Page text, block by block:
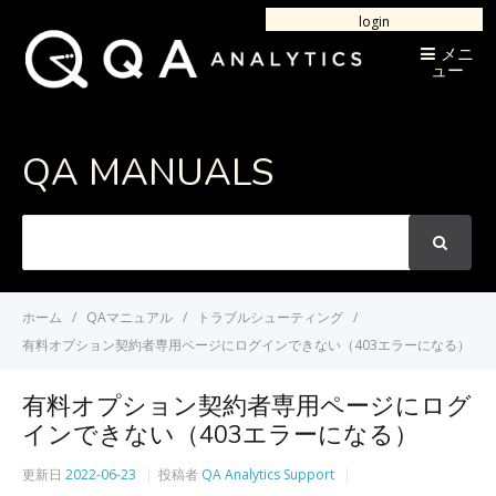
login
メニ
ュー
QA MANUALS
葉
を
索
ホーム QAマニュアル
トラブルシューティング
有料オプション契約者専用ページにログインできない（403エラーになる）
有料オプション契約者専用ページにログ
インできない（403エラーになる）
更新日 2022-06-23 投稿者 QA Analytics Support